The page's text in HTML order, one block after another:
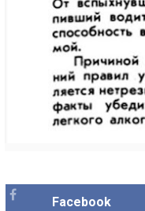
Facebook